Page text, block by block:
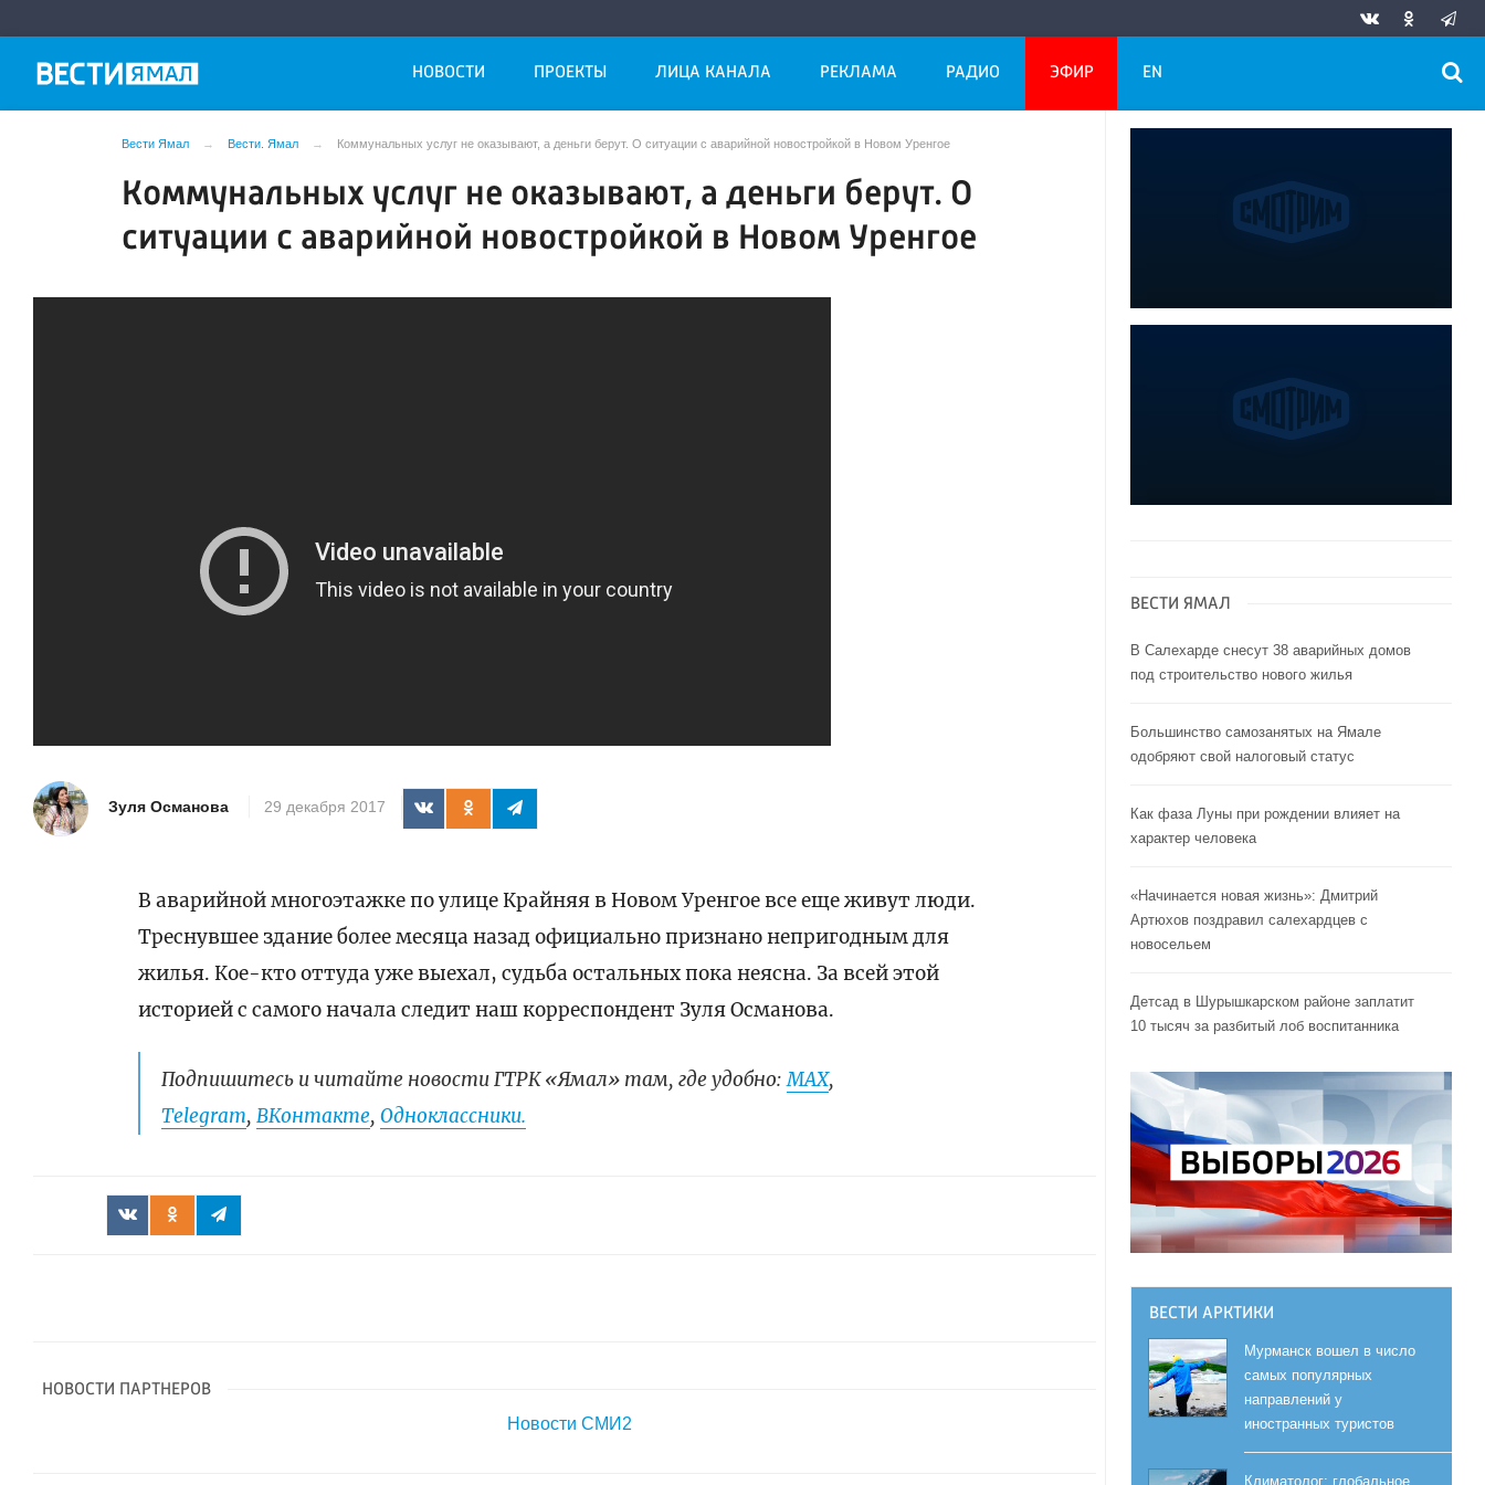
НОВОСТИ ПРОЕКТЫ ЛИЦА КАНАЛА РЕКЛАМА РАДИО ЭФИР EN
Вести Ямал Вести. Ямал Коммунальных услуг не оказывают, а деньги берут. О ситуации с аварийной новостройкой в Новом Уренгое
Коммунальных услуг не оказывают, а деньги берут. О
ситуации с аварийной новостройкой в Новом Уренгое
Зуля Османова 29 декабря 2017
В аварийной многоэтажке по улице Крайняя в Новом Уренгое все еще живут люди.
Треснувшее здание более месяца назад официально признано непригодным для
жилья. Кое-кто оттуда уже выехал, судьба остальных пока неясна. За всей этой
историей с самого начала следит наш корреспондент Зуля Османова.
Подпишитесь и читайте новости ГТРК «Ямал» там, где удобно:МАХ,
Telegram,ВКонтакте,Одноклассники.
НОВОСТИ ПАРТНЕРОВ
Новости СМИ2
ВЕСТИ ЯМАЛ
В Салехарде снесут 38 аварийных домов
под строительство нового жилья
Большинство самозанятых на Ямале
одобряют свой налоговый статус
Как фаза Луны при рождении влияет на
характер человека
«Начинается новая жизнь»: Дмитрий
Артюхов поздравил салехардцев с
новосельем
Детсад в Шурышкарском районе заплатит
10 тысяч за разбитый лоб воспитанника
ВЕСТИ АРКТИКИ
Мурманск вошел в число
самых популярных
направлений у
иностранных туристов
Климатолог: глобальное